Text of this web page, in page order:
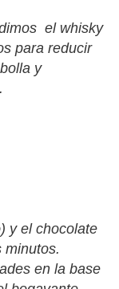
el whisky
para reducir
y
y el chocolate
minutos.
en la base